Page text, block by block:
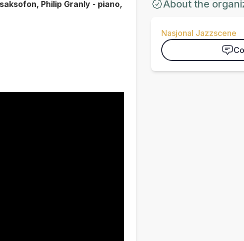
Philip Granly - piano,
About the
Nasjonal Jazzscene